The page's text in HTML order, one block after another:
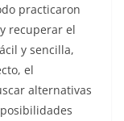
practicaron
recuperar el
y sencilla,
el
alternativas